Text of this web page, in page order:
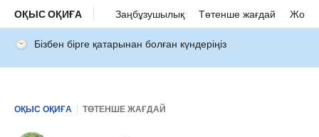
ОҚЫС ОҚИҒА Заңбұзушылық Төтенше жағдай Жол
Бізбен бірге қатарынан болған күндеріңіз
ОҚЫС ОҚИҒА ТӨТЕНШЕ ЖАҒДАЙ